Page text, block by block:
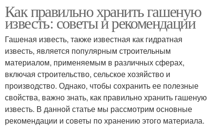
Как правильно хранить гашеную
известь: советы и рекомендации
Гашеная известь, также известная как гидратная
известь, является популярным строительным
материалом, применяемым в различных сферах,
включая строительство, сельское хозяйство и
производство. Однако, чтобы сохранить ее полезные
свойства, важно знать, как правильно хранить гашеную
известь. В данной статье мы рассмотрим основные
рекомендации и советы по хранению этого материала.